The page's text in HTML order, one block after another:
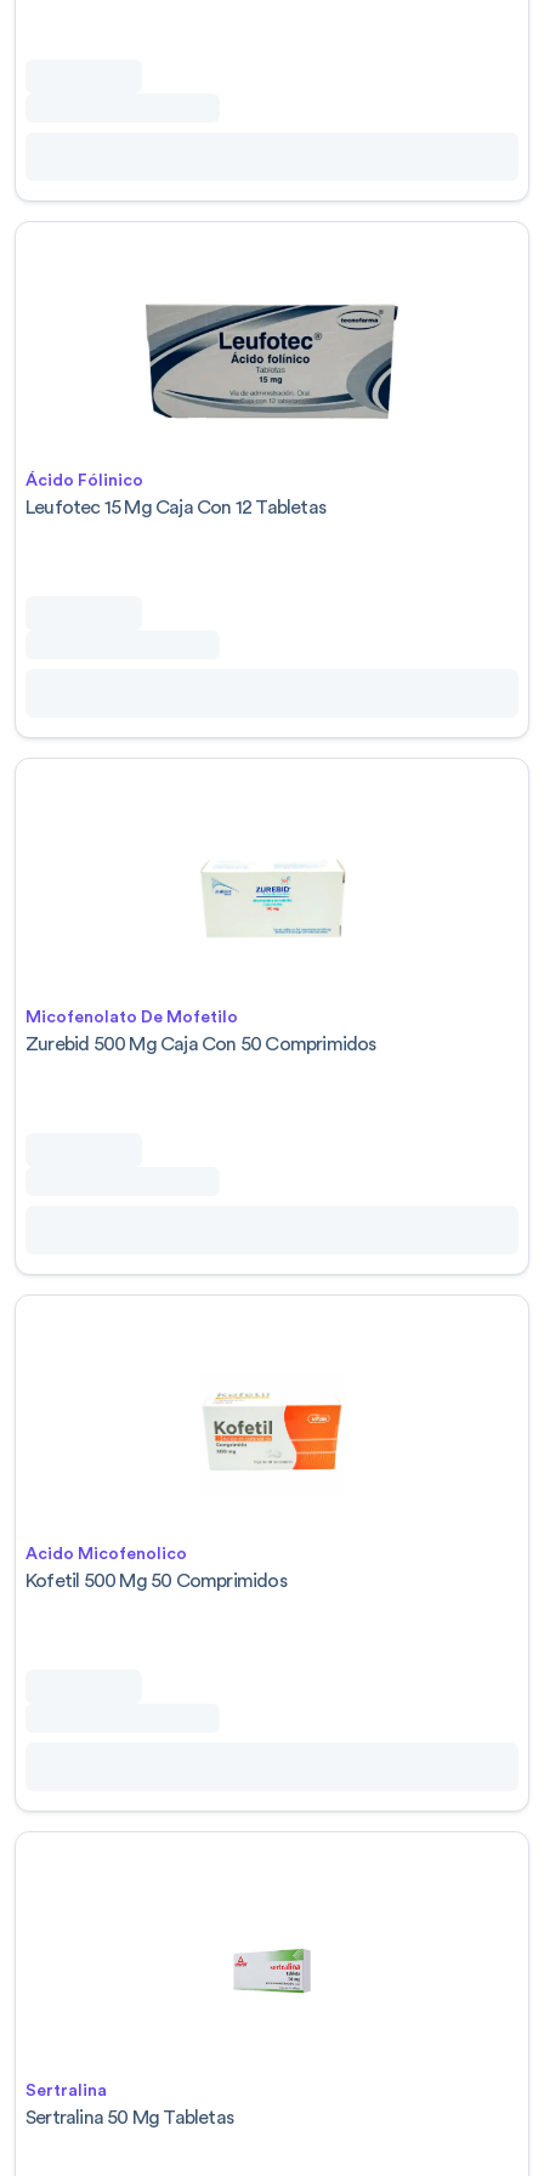
Ácido Fólinico
Leufotec 15 Mg Caja Con 12 Tabletas
Micofenolato De Mofetilo
Zurebid 500 Mg Caja Con 50 Comprimidos
Acido Micofenolico
Kofetil 500 Mg 50 Comprimidos
Sertralina
Sertralina 50 Mg Tabletas